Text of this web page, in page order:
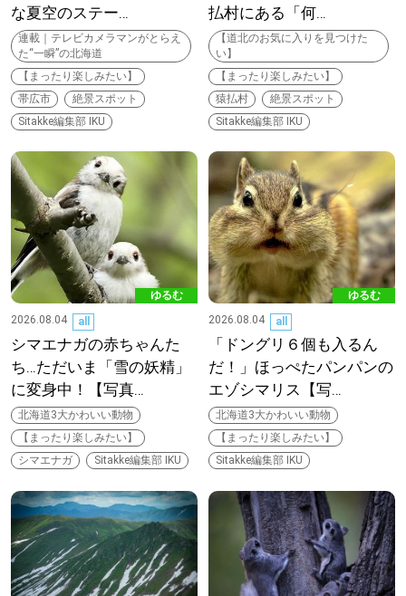
all
札幌
道北
道東
道央
KEYWORD キーワード
Sitakke編集部あい
【いろんな価値観や生き方に触れたい】
Sitakke編集部 IKU
【暮らしの知恵を身につけたい】
【まったり楽しみたい】 札幌市
な夏空のステー…
連載｜テレビカメラマンがとらえ
た“一瞬”の北海道
【まったり楽しみたい】
帯広市
絶景スポット
Sitakke編集部 IKU
払村にある「何…
【道北のお気に入りを見つけた
い】
【まったり楽しみたい】
猿払村
絶景スポット
Sitakke編集部 IKU
ゆるむ
2026.08.04
all
シマエナガの赤ちゃんた
ち…ただいま「雪の妖精」
に変身中！【写真…
北海道3大かわいい動物
【まったり楽しみたい】
シマエナガ
Sitakke編集部 IKU
ゆるむ
2026.08.04
all
「ドングリ６個も入るん
だ！」ほっぺたパンパンの
エゾシマリス【写…
北海道3大かわいい動物
【まったり楽しみたい】
Sitakke編集部 IKU